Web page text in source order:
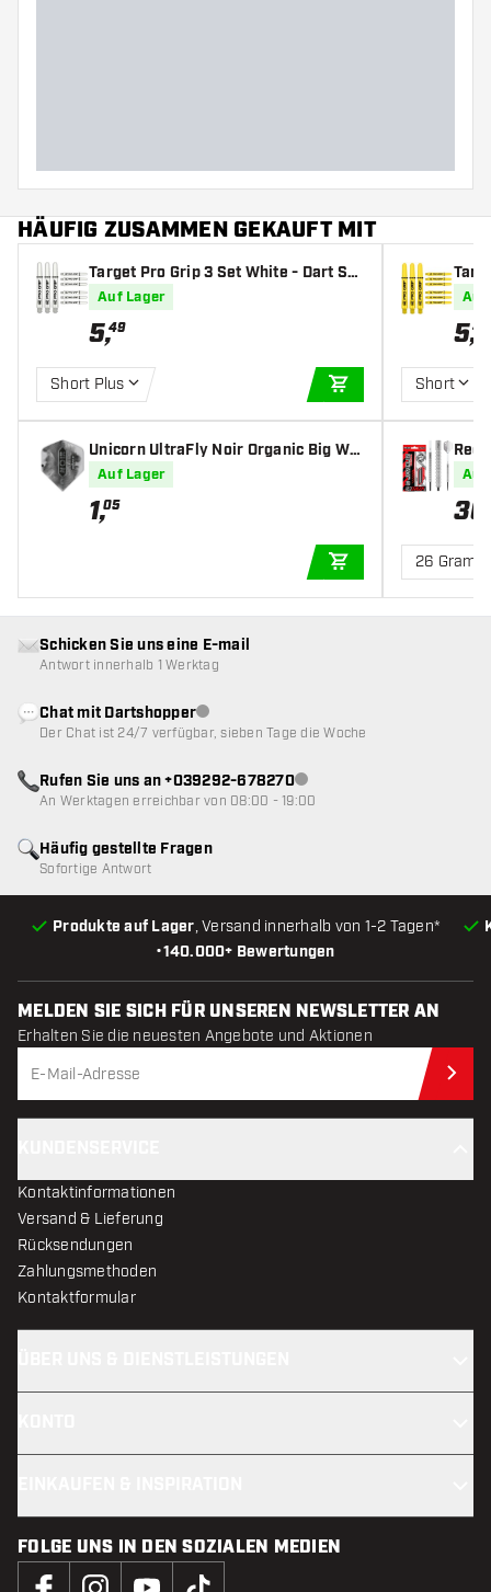
HÄUFIG ZUSAMMEN GEKAUFT MIT
Target Pro Grip 3 Set White - Dart Sh
afts
Auf Lager
5,49
Short Plus
IN DEN
Unicorn UltraFly Noir Organic Big Win
g - Dart Flights
Auf Lager
1,05
IN DEN
afts
Auf
5,49
Short
Red
Auf
36
26 Gramm
•140.000+ Bewertungen
Produkte auf Lager, Versand innerhalb von 1-2 Tagen*
Häufig gestellte Fragen
Sofortige Antwort
Schicken Sie uns eine E-mail
Antwort innerhalb 1 Werktag
Chat mit DartshopperKundenservice nicht verfügbar
Der Chat ist 24/7 verfügbar, sieben Tage die Woche
Rufen Sie uns an +039292-678270Kundenservice nicht
An Werktagen erreichbar von 08:00 - 19:00
MELDEN SIE SICH FÜR UNSEREN NEWSLETTER AN
Erhalten Sie die neuesten Angebote und Aktionen
Kontaktinformationen
Versand & Lieferung
Rücksendungen
Zahlungsmethoden
Kontaktformular
FOLGE UNS IN DEN SOZIALEN MEDIEN